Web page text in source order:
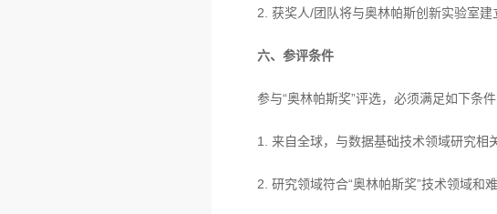
2. 获奖人/团队将与奥林帕斯创新实验室建
六、参评条件
参与“奥林帕斯奖”评选，必须满足如下条件
1. 来自全球，与数据基础技术领域研究相
2. 研究领域符合“奥林帕斯奖”技术领域和难